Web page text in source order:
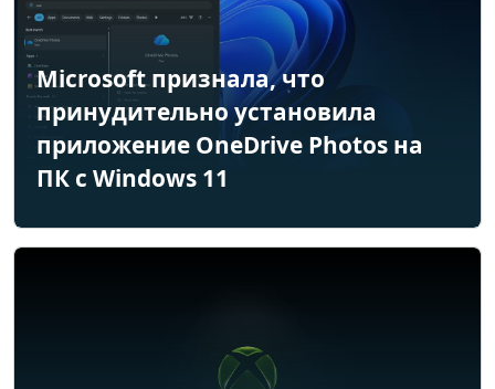
Microsoft признала, что
принудительно установила
приложение OneDrive Photos на
ПК с Windows 11